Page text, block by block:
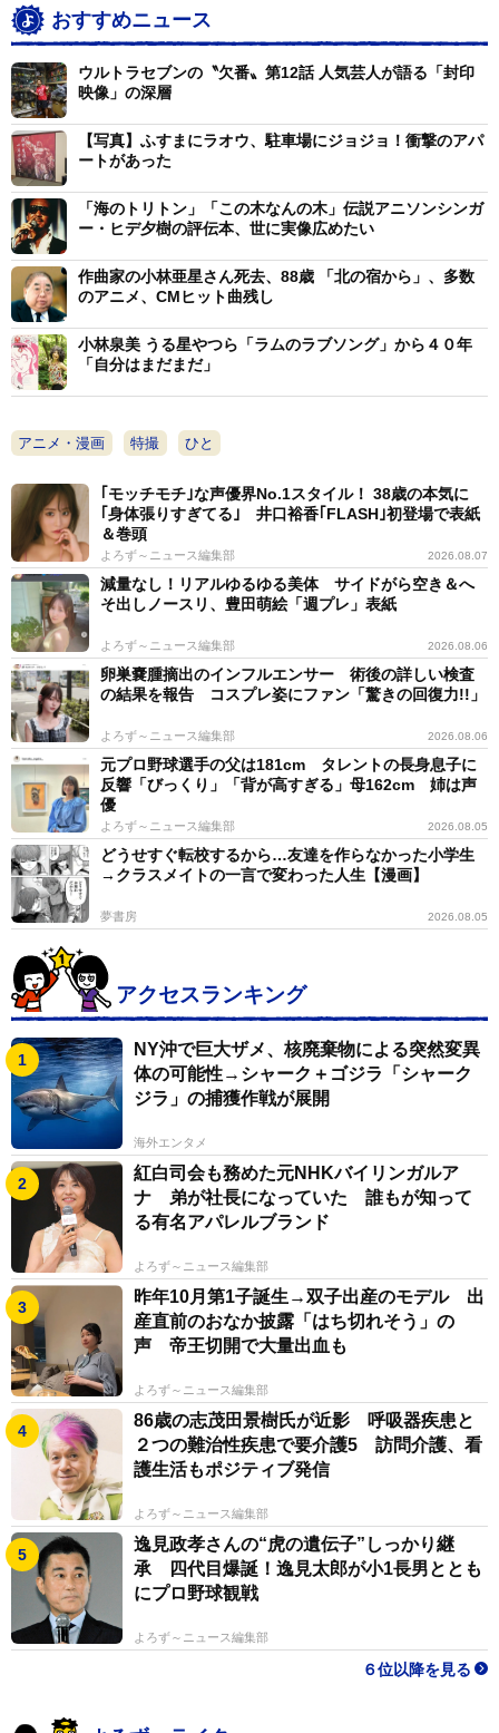
値します」
剣持が今夏に出版した「ヒデ夕樹とテレビまんが主題
歌の黄金期」で掘り下げたヒデ夕樹は小林亜星さん作曲
の日立ＣＭソング「日立の樹」（この木なんの木）など
を歌っており、小林夫人がかつてヒデのマネジメントに
携わっていた縁もあり、同ライブは生前の事務所だった
アストロミュージック出版から公認を受けた。
ライブではヒデが歌唱した「快傑ライオン丸」「ブロ
ッカー軍団マシーンブラスター」、子門真人が担った
「科学忍者隊ガッチャマン」「ファイヤーマン」、ささ
きいさおの「宇宙大帝ゴッドシグマ」など、小林亜星さ
露する。曲のコーラス部分を再現するため、女性コーラ
ス隊を編成するなど、ライブのクオリティーを上げる工
夫を行った。ものまねレパートリーの一部である子門、
ヒデ、ささきのコツを聞いた。
「子門真人さんは『まみむめも』を『みゃみみゅめみ
ょ』と、『らりるれろ』を『りゃりりゅれりょ』とする
声をよく聞きますが、私は違います。口角を大きく開
け、喉を少し締め、頭蓋骨の内側に声を反響させるよう
に歌います。ヒデ夕樹さんはとにかく渋く歌うことが大
切で、低音は渋く歌うのですが、高音は大げさなくらい
シャウトするように心がけています。ささきいさおさん
は技法ではありません。低音で歌いながら、心の中に小
宇宙を思い描き、男のロマンやおとこ気を意識していま
す」
経た後、36歳でものまね芸人に転身した剣持光。２０代
に通ったタレント養成所で培ったボイストレーニング
月のライブは４０人限定の完全予約制。申し込み方法や
開演時刻などの詳細は、主宰するケンケンクリエイトの
ホームページまで。
著書「ヒデ夕樹とテレビまんが主題歌の黄金期」と豪華版付録の特製Ｃ
Ｄを持つ剣持光さん＝都内
おすすめニュース
ウルトラセブンの〝欠番〟第12話 人気芸人が語る「封印
映像」の深層
【写真】ふすまにラオウ、駐車場にジョジョ！衝撃のアパ
ートがあった
「海のトリトン」「この木なんの木」伝説アニソンシンガ
ー・ヒデ夕樹の評伝本、世に実像広めたい
作曲家の小林亜星さん死去、88歳 「北の宿から」、多数
のアニメ、CMヒット曲残し
小林泉美 うる星やつら「ラムのラブソング」から４０年
「自分はまだまだ」
アニメ・漫画 特撮 ひと
｢モッチモチ｣な声優界No.1スタイル！ 38歳の本気に
｢身体張りすぎてる｣ 井口裕香｢FLASH｣初登場で表紙
＆巻頭
よろず～ニュース編集部 2026.08.07
減量なし！リアルゆるゆる美体 サイドがら空き＆へ
そ出しノースリ、豊田萌絵「週プレ」表紙
よろず～ニュース編集部 2026.08.06
卵巣嚢腫摘出のインフルエンサー 術後の詳しい検査
の結果を報告 コスプレ姿にファン「驚きの回復力!!」
よろず～ニュース編集部 2026.08.06
元プロ野球選手の父は181cm タレントの長身息子に
反響「びっくり」「背が高すぎる」母162cm 姉は声
優
よろず～ニュース編集部 2026.08.05
どうせすぐ転校するから…友達を作らなかった小学生
→クラスメイトの一言で変わった人生【漫画】
夢書房 2026.08.05
アクセスランキング
NY沖で巨大ザメ、核廃棄物による突然変異
体の可能性→シャーク＋ゴジラ「シャーク
ジラ」の捕獲作戦が展開
海外エンタメ
紅白司会も務めた元NHKバイリンガルア
ナ 弟が社長になっていた 誰もが知って
る有名アパレルブランド
よろず～ニュース編集部
昨年10月第1子誕生→双子出産のモデル 出
産直前のおなか披露「はち切れそう」の
声 帝王切開で大量出血も
よろず～ニュース編集部
86歳の志茂田景樹氏が近影 呼吸器疾患と
２つの難治性疾患で要介護5 訪問介護、看
護生活もポジティブ発信
よろず～ニュース編集部
逸見政孝さんの“虎の遺伝子”しっかり継
承 四代目爆誕！逸見太郎が小1長男ととも
にプロ野球観戦
よろず～ニュース編集部
６位以降を見る